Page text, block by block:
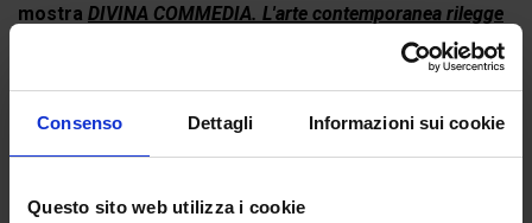
Consenso Dettagli Informazioni sui cookie
Questo sito web utilizza i cookie
mostra DIVINA COMMEDIA. L'arte contemporanea rilegge
. Puoi comunque preordinarla...